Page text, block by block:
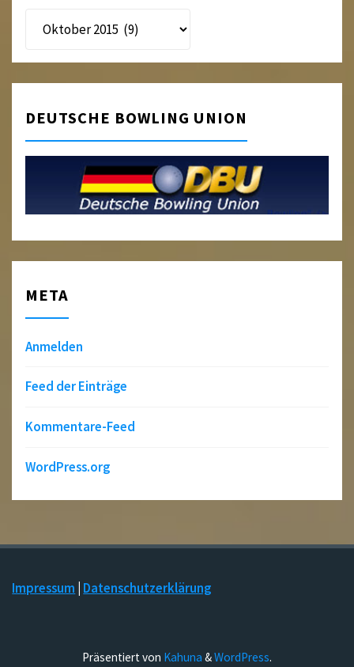
Beitragsarchiv
DEUTSCHE BOWLING UNION
META
Anmelden
Feed der Einträge
Kommentare-Feed
WordPress.org
Impressum | Datenschutzerklärung
Präsentiert von Kahuna &WordPress.